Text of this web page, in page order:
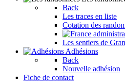
Back
Les traces en liste
Cotation des
Les sentiers de
Adhésions
Back
Nouvelle adhésion
Fiche de contact